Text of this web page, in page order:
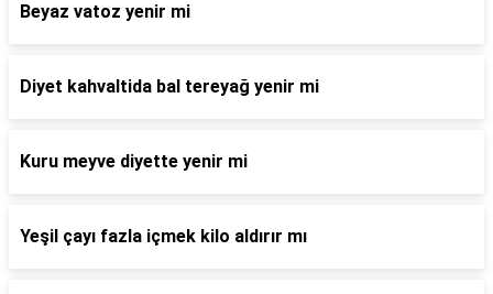
Beyaz vatoz yenir mi
Diyet kahvaltida bal tereyağ yenir mi
Kuru meyve diyette yenir mi
Yeşil çayı fazla içmek kilo aldırır mı